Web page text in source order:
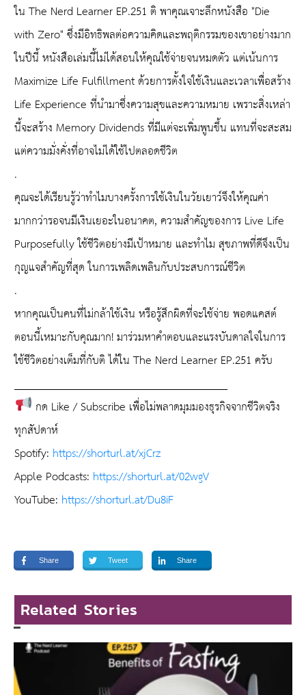
ใน The Nerd Learner EP.251 ติ พาคุณเจาะลึกหนังสือ "Die
with Zero" ซึ่งมีอิทธิพลต่อความคิดและพฤติกรรมของเขาอย่างมาก
ในปีนี้ หนังสือเล่มนี้ไม่ได้สอนให้คุณใช้จ่ายจนหมดตัว แต่เน้นการ
Maximize Life Fulfillment ด้วยการตั้งใจใช้เงินและเวลาเพื่อสร้าง
Life Experience ที่นำมาซึ่งความสุขและความหมาย เพราะสิ่งเหล่า
นี้จะสร้าง Memory Dividends ที่มีแต่จะเพิ่มพูนขึ้น แทนที่จะสะสม
แต่ความมั่งคั่งที่อาจไม่ได้ใช้ไปตลอดชีวิต
.
คุณจะได้เรียนรู้ว่าทำไมบางครั้งการใช้เงินในวัยเยาว์จึงให้คุณค่า
มากกว่ารอจนมีเงินเยอะในอนาคต, ความสำคัญของการ Live Life
Purposefully ใช้ชีวิตอย่างมีเป้าหมาย และทำไม สุขภาพที่ดีจึงเป็น
กุญแจสำคัญที่สุด ในการเพลิดเพลินกับประสบการณ์ชีวิต
.
หากคุณเป็นคนที่ไม่กล้าใช้เงิน หรือรู้สึกผิดที่จะใช้จ่าย พอดแคสต์
ตอนนี้เหมาะกับคุณมาก! มาร่วมหาคำตอบและแรงบันดาลใจในการ
ใช้ชีวิตอย่างเต็มที่กับติ ได้ใน The Nerd Learner EP.251 ครับ
_______________________________________
กด Like / Subscribe เพื่อไม่พลาดมุมมองธุรกิจจากชีวิตจริง
ทุกสัปดาห์
Spotify: https://shorturl.at/xjCrz
Apple Podcasts: https://shorturl.at/02wgV
YouTube: https://shorturl.at/Du8iF
Share Tweet Share
Related Stories